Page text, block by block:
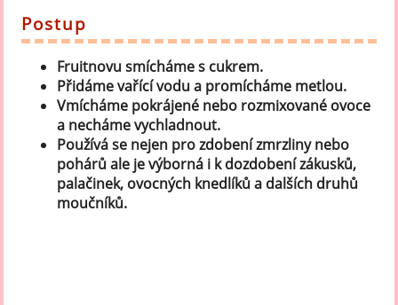
Postup
Fruitnovu smícháme s cukrem.
Přidáme vařící vodu a promícháme metlou.
Vmícháme pokrájené nebo rozmixované ovoce
a necháme vychladnout.
Používá se nejen pro zdobení zmrzliny nebo
pohárů ale je výborná i k dozdobení zákusků,
palačinek, ovocných knedlíků a dalších druhů
moučníků.